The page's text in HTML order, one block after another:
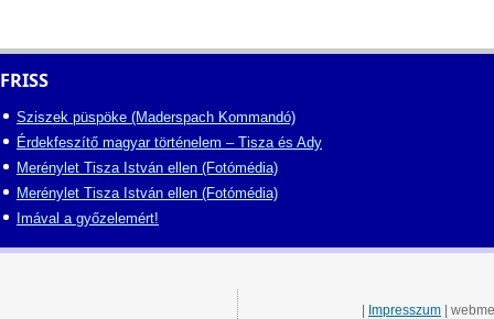
FRISS
Sziszek püspöke (Maderspach Kommandó)
Érdekfeszítő magyar történelem – Tisza és Ady
Merénylet Tisza István ellen (Fotómédia)
Merénylet Tisza István ellen (Fotómédia)
Imával a győzelemért!
Impresszum |